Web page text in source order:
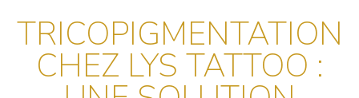
TRICOPIGMENTATION
CHEZ LYS TATTOO :